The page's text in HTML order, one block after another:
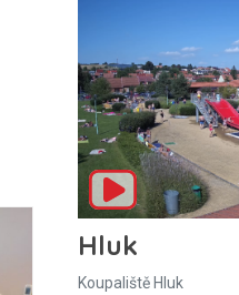
Hluk
Koupaliště Hluk